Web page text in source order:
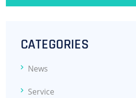
CATEGORIES
News
Service